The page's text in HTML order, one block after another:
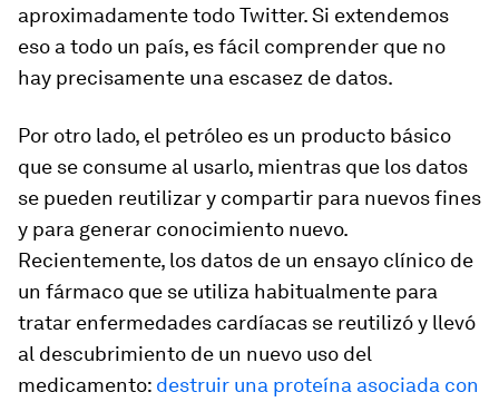
aproximadamente todo Twitter. Si extendemos
eso a todo un país, es fácil comprender que no
hay precisamente una escasez de datos.
Por otro lado, el petróleo es un producto básico
que se consume al usarlo, mientras que los datos
se pueden reutilizar y compartir para nuevos fines
y para generar conocimiento nuevo.
Recientemente, los datos de un ensayo clínico de
un fármaco que se utiliza habitualmente para
tratar enfermedades cardíacas se reutilizó y llevó
al descubrimiento de un nuevo uso del
medicamento: destruir una proteína asociada con